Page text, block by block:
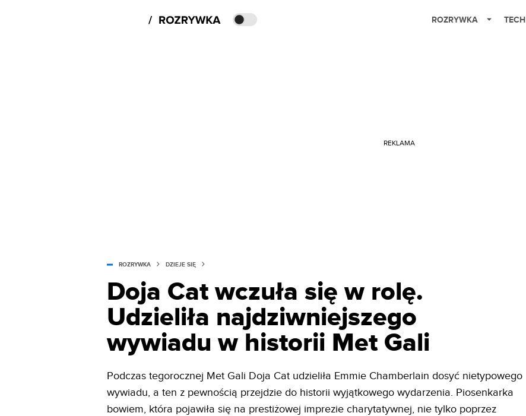
ROZRYWKA TECH
REKLAMA
ROZRYWKA DZIEJE SIĘ
Doja Cat wczuła się w rolę.
Udzieliła najdziwniejszego
wywiadu w historii Met Gali
Podczas tegorocznej Met Gali Doja Cat udzieliła Emmie Chamberlain dosyć nietypowego
wywiadu, a ten z pewnością przejdzie do historii wyjątkowego wydarzenia. Piosenkarka
bowiem, która pojawiła się na prestiżowej imprezie charytatywnej, nie tylko poprzez